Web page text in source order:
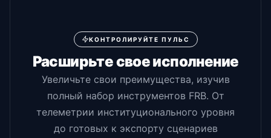
КОНТРОЛИРУЙТЕ ПУЛЬС
Расширьте свое исполнение
Увеличьте свои преимущества, изучив
полный набор инструментов FRB. От
телеметрии институционального уровня
до готовых к экспорту сценариев